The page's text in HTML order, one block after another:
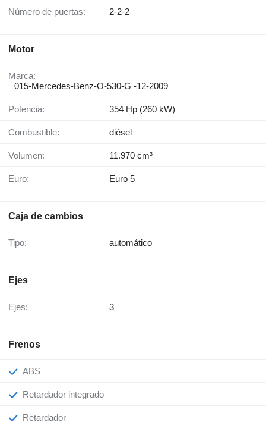
Número de puertas: 2-2-2
Motor
Marca:
015-Mercedes-Benz-O-530-G -12-2009
Potencia: 354 Hp (260 kW)
Combustible: diésel
Volumen: 11.970 cm³
Euro: Euro 5
Caja de cambios
Tipo: automático
Ejes
Ejes: 3
Frenos
ABS
Retardador integrado
Retardador